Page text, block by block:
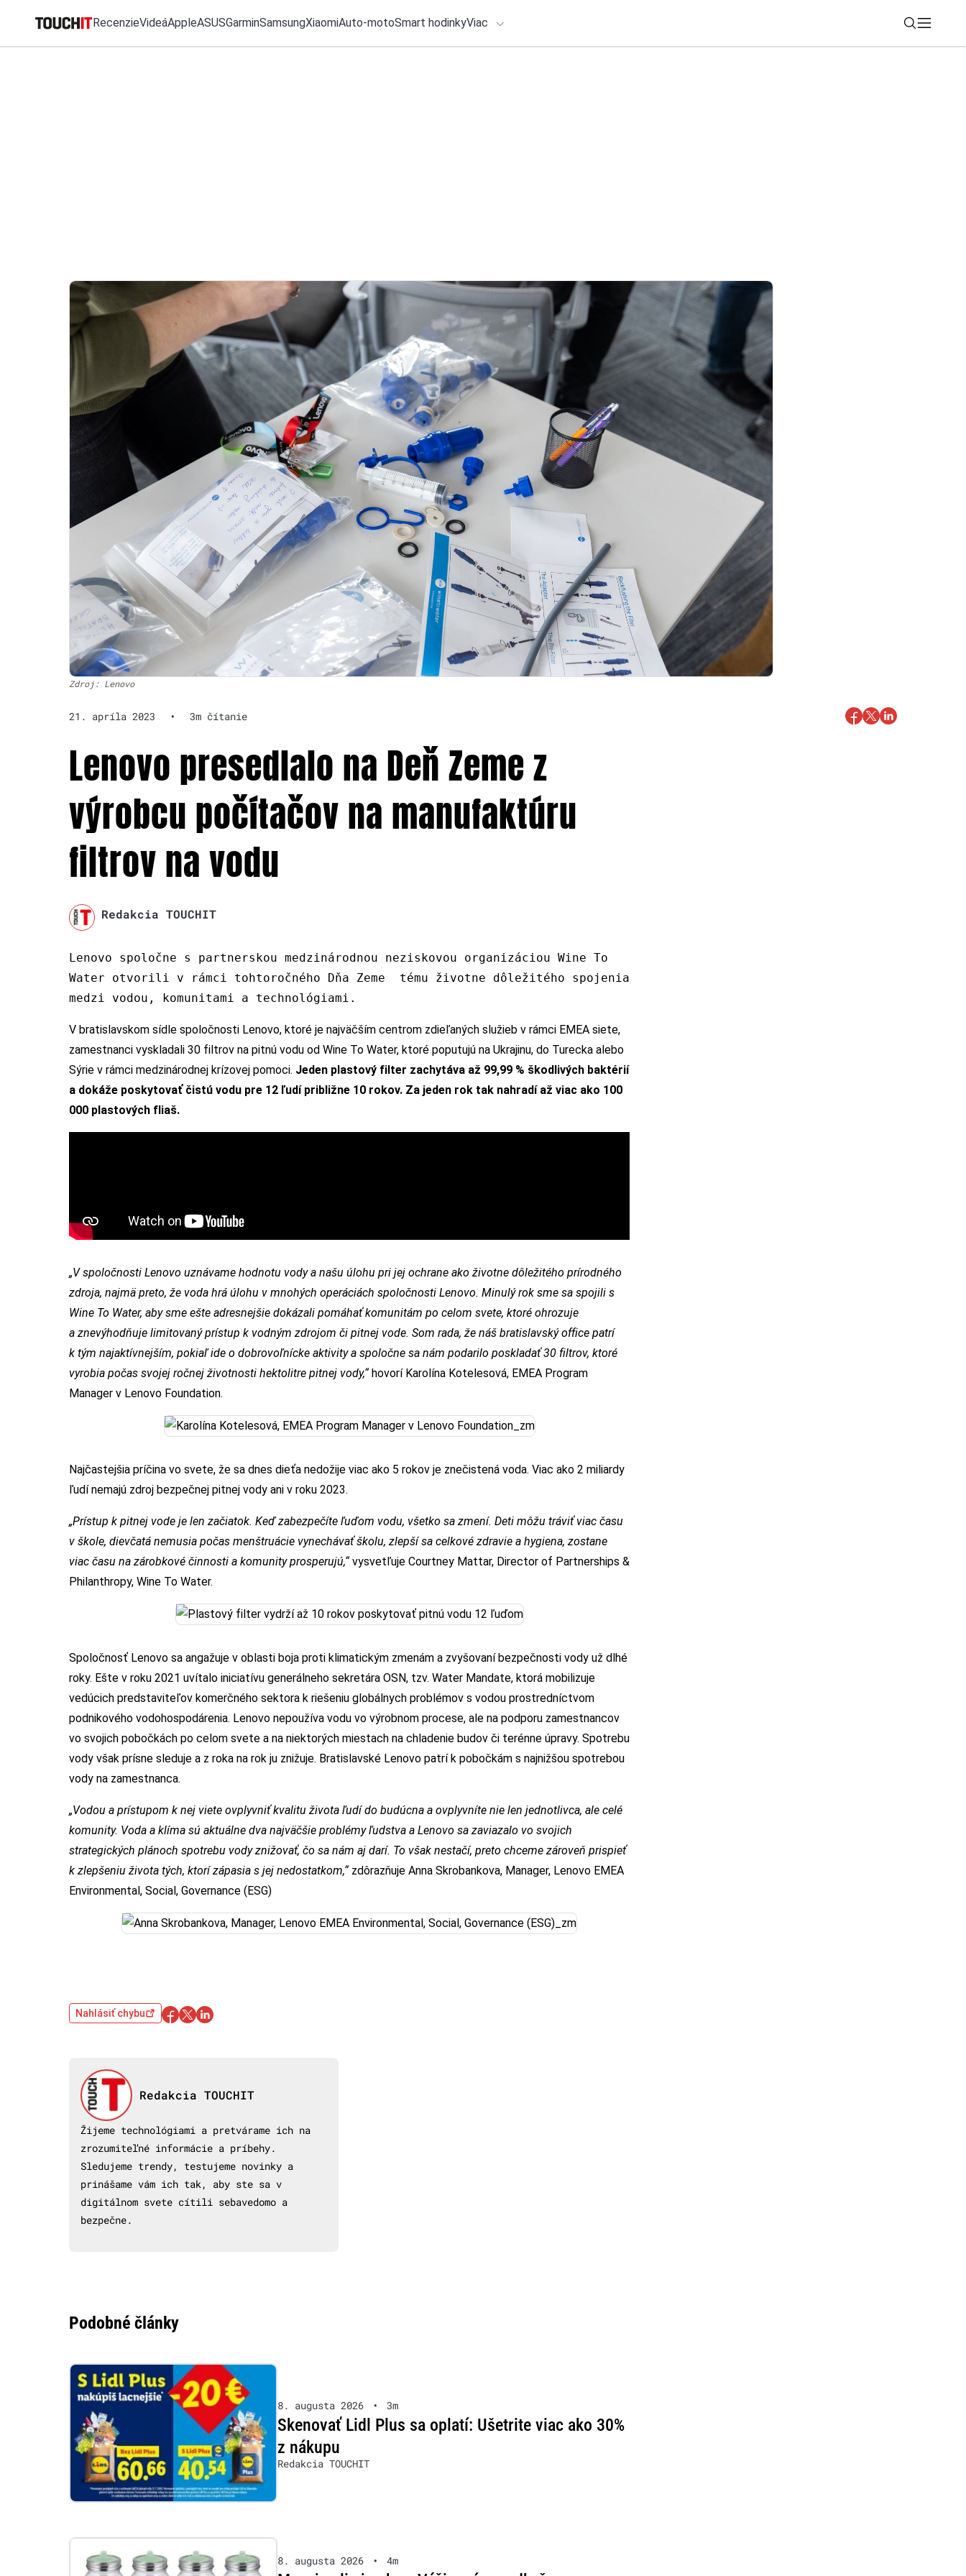
RecenzieVideáAppleASUSGarminSamsungXiaomiAuto-motoSmart hodinkyViac
Zdroj: Lenovo
21. apríla 2023 • 3m čítanie
Lenovo presedlalo na Deň Zeme z
výrobcu počítačov na manufaktúru
filtrov na vodu
Redakcia TOUCHIT
Lenovo spoločne s partnerskou medzinárodnou neziskovou organizáciou Wine To
Water otvorili v rámci tohtoročného Dňa Zeme tému životne dôležitého spojenia
medzi vodou, komunitami a technológiami.
V bratislavskom sídle spoločnosti Lenovo, ktoré je najväčším centrom zdieľaných služieb v rámci EMEA siete,
zamestnanci vyskladali 30 filtrov na pitnú vodu od Wine To Water, ktoré poputujú na Ukrajinu, do Turecka alebo
Sýrie v rámci medzinárodnej krízovej pomoci. Jeden plastový filter zachytáva až 99,99 % škodlivých baktérií
a dokáže poskytovať čistú vodu pre 12 ľudí približne 10 rokov. Za jeden rok tak nahradí až viac ako 100
000 plastových fliaš.
„V spoločnosti Lenovo uznávame hodnotu vody a našu úlohu pri jej ochrane ako životne dôležitého prírodného
zdroja, najmä preto, že voda hrá úlohu v mnohých operáciách spoločnosti Lenovo. Minulý rok sme sa spojili s
Wine To Water, aby sme ešte adresnejšie dokázali pomáhať komunitám po celom svete, ktoré ohrozuje
a znevýhodňuje limitovaný prístup k vodným zdrojom či pitnej vode. Som rada, že náš bratislavský office patrí
k tým najaktívnejším, pokiaľ ide o dobrovoľnícke aktivity a spoločne sa nám podarilo poskladať 30 filtrov, ktoré
vyrobia počas svojej ročnej životnosti hektolitre pitnej vody,“hovorí Karolína Kotelesová, EMEA Program
Manager v Lenovo Foundation.
Najčastejšia príčina vo svete, že sa dnes dieťa nedožije viac ako 5 rokov je znečistená voda. Viac ako 2 miliardy
ľudí nemajú zdroj bezpečnej pitnej vody ani v roku 2023.
„Prístup k pitnej vode je len začiatok. Keď zabezpečíte ľuďom vodu, všetko sa zmení. Deti môžu tráviť viac času
v škole, dievčatá nemusia počas menštruácie vynechávať školu, zlepší sa celkové zdravie a hygiena, zostane
viac času na zárobkové činnosti a komunity prosperujú,“vysvetľuje Courtney Mattar, Director of Partnerships &
Philanthropy, Wine To Water.
Spoločnosť Lenovo sa angažuje v oblasti boja proti klimatickým zmenám a zvyšovaní bezpečnosti vody už dlhé
roky. Ešte v roku 2021 uvítalo iniciatívu generálneho sekretára OSN, tzv. Water Mandate, ktorá mobilizuje
vedúcich predstaviteľov komerčného sektora k riešeniu globálnych problémov s vodou prostredníctvom
podnikového vodohospodárenia. Lenovo nepoužíva vodu vo výrobnom procese, ale na podporu zamestnancov
vo svojich pobočkách po celom svete a na niektorých miestach na chladenie budov či terénne úpravy. Spotrebu
vody však prísne sleduje a z roka na rok ju znižuje. Bratislavské Lenovo patrí k pobočkám s najnižšou spotrebou
vody na zamestnanca.
„Vodou a prístupom k nej viete ovplyvniť kvalitu života ľudí do budúcna a ovplyvníte nie len jednotlivca, ale celé
komunity. Voda a klíma sú aktuálne dva najväčšie problémy ľudstva a Lenovo sa zaviazalo vo svojich
strategických plánoch spotrebu vody znižovať, čo sa nám aj darí. To však nestačí, preto chceme zároveň prispieť
k zlepšeniu života tých, ktorí zápasia s jej nedostatkom,“zdôrazňuje Anna Skrobankova, Manager, Lenovo EMEA
Environmental, Social, Governance (ESG)
Nahlásiť chybu
Redakcia TOUCHIT
Žijeme technológiami a pretvárame ich na
zrozumiteľné informácie a príbehy.
Sledujeme trendy, testujeme novinky a
prinášame vám ich tak, aby ste sa v
digitálnom svete cítili sebavedomo a
bezpečne.
Podobné články
8. augusta 2026 • 3m
Skenovať Lidl Plus sa oplatí: Ušetrite viac ako 30%
z nákupu
Redakcia TOUCHIT
8. augusta 2026 • 4m